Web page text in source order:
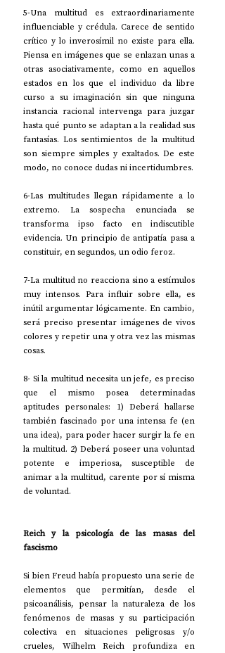
5-Una multitud es extraordinariamente
influenciable y crédula. Carece de sentido
crítico y lo inverosímil no existe para ella.
Piensa en imágenes que se enlazan unas a
otras asociativamente, como en aquellos
estados en los que el individuo da libre
curso a su imaginación sin que ninguna
instancia racional intervenga para juzgar
hasta qué punto se adaptan a la realidad sus
fantasías. Los sentimientos de la multitud
son siempre simples y exaltados. De este
modo, no conoce dudas ni incertidumbres.
6-Las multitudes llegan rápidamente a lo
extremo. La sospecha enunciada se
transforma ipso facto en indiscutible
evidencia. Un principio de antipatía pasa a
constituir, en segundos, un odio feroz.
7-La multitud no reacciona sino a estímulos
muy intensos. Para influir sobre ella, es
inútil argumentar lógicamente. En cambio,
será preciso presentar imágenes de vivos
colores y repetir una y otra vez las mismas
cosas.
8- Si la multitud necesita un jefe, es preciso
que el mismo posea determinadas
aptitudes personales: 1) Deberá hallarse
también fascinado por una intensa fe (en
una idea), para poder hacer surgir la fe en
la multitud. 2) Deberá poseer una voluntad
potente e imperiosa, susceptible de
animar a la multitud, carente por sí misma
de voluntad.
Reich y la psicología de las masas del
fascismo
Si bien Freud había propuesto una serie de
elementos que permitían, desde el
psicoanálisis, pensar la naturaleza de los
fenómenos de masas y su participación
colectiva en situaciones peligrosas y/o
crueles, Wilhelm Reich profundiza en